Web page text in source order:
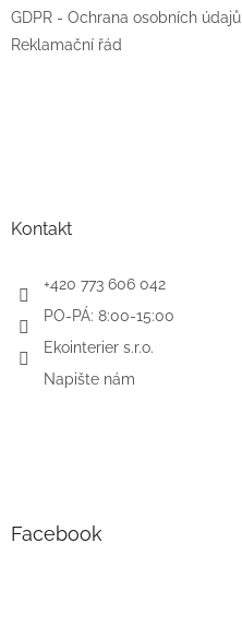
GDPR - Ochrana osobních údajů
Reklamační řád
Kontakt
+420 773 606 042
PO-PÁ: 8:00-15:00
Ekointerier s.r.o.
Napište nám
Facebook